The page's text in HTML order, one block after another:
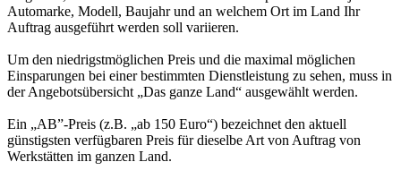
Automarke, Modell, Baujahr und an welchem Ort im Land Ihr
Auftrag ausgeführt werden soll variieren.
Um den niedrigstmöglichen Preis und die maximal möglichen
Einsparungen bei einer bestimmten Dienstleistung zu sehen, muss in
der Angebotsübersicht „Das ganze Land“ ausgewählt werden.
Ein „AB”-Preis (z.B. „ab 150 Euro“) bezeichnet den aktuell
günstigsten verfügbaren Preis für dieselbe Art von Auftrag von
Werkstätten im ganzen Land.